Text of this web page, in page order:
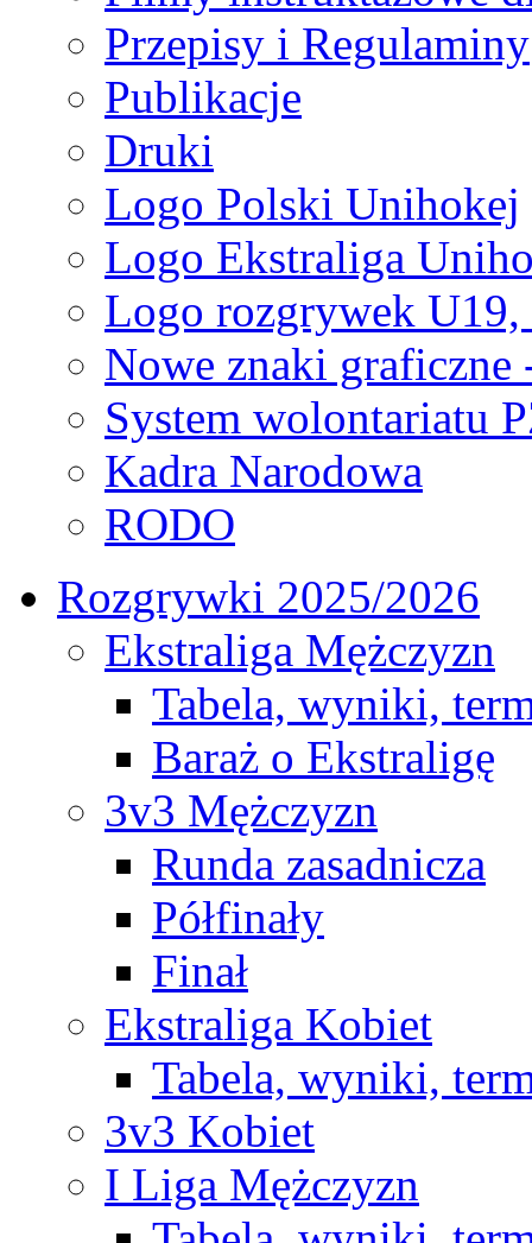
Przepisy i Regulaminy
Publikacje
Druki
Logo Polski Unihokej
Logo Ekstraliga
Logo rozgrywek
Nowe znaki graficzne
System wolontariatu
Kadra Narodowa
RODO
Rozgrywki 2025/2026
Ekstraliga Mężczyzn
Tabela, wyniki,
Baraż o Ekstraligę
3v3 Mężczyzn
Runda zasadnicza
Półfinały
Finał
Ekstraliga Kobiet
Tabela, wyniki,
3v3 Kobiet
I Liga Mężczyzn